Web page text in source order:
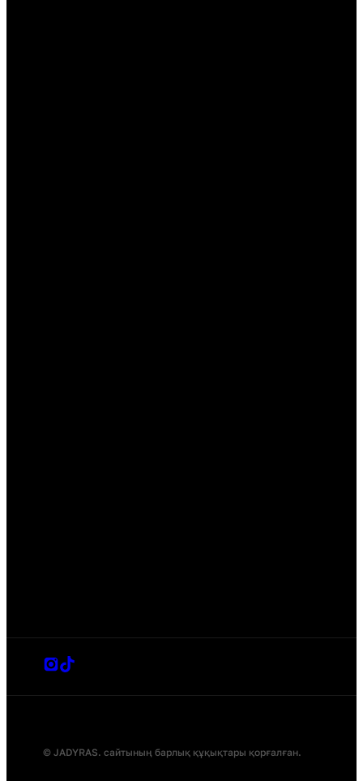
© JADYRAS. сайтының барлық құқықтары қорғалған.